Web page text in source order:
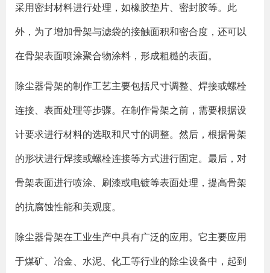
采用密封材料进行处理，如橡胶垫片、密封胶等。此
外，为了增加骨架与滤袋的接触面积和密合度，还可以
在骨架表面喷涂聚合物涂料，形成粗糙的表面。
除尘器骨架的制作工艺主要包括尺寸调整、焊接或螺栓
连接、表面处理等步骤。在制作骨架之前，需要根据设
计要求进行材料的选取和尺寸的调整。然后，根据骨架
的形状进行焊接或螺栓连接等方式进行固定。最后，对
骨架表面进行喷涂、刷漆或电镀等表面处理，提高骨架
的抗腐蚀性能和美观度。
除尘器骨架在工业生产中具有广泛的应用。它主要应用
于煤矿、冶金、水泥、化工等行业的除尘设备中，起到